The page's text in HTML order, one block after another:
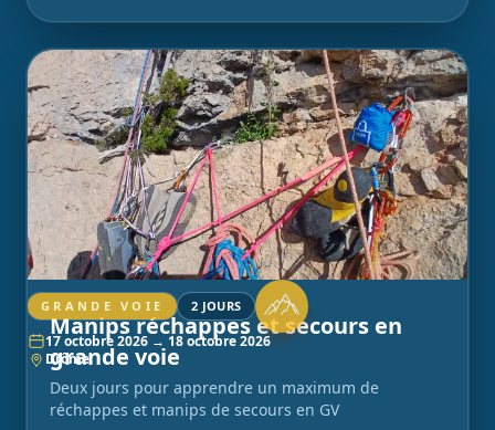
GRANDE VOIE 2 JOURS
17 octobre 2026 → 18 octobre 2026
Drôme
Manips réchappes et secours en
grande voie
Deux jours pour apprendre un maximum de
réchappes et manips de secours en GV